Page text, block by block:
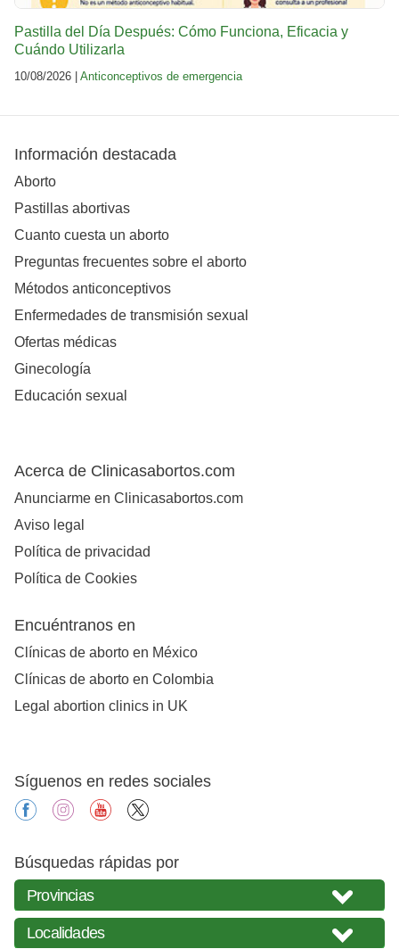
Pastilla del Día Después: Cómo Funciona, Eficacia y
Cuándo Utilizarla
10/08/2026 | Anticonceptivos de emergencia
Información destacada
Aborto
Pastillas abortivas
Cuanto cuesta un aborto
Preguntas frecuentes sobre el aborto
Métodos anticonceptivos
Enfermedades de transmisión sexual
Ofertas médicas
Ginecología
Educación sexual
Acerca de Clinicasabortos.com
Anunciarme en Clinicasabortos.com
Aviso legal
Política de privacidad
Política de Cookies
Encuéntranos en
Clínicas de aborto en México
Clínicas de aborto en Colombia
Legal abortion clinics in UK
Síguenos en redes sociales
facebookinstagramyoutube
Búsquedas rápidas por